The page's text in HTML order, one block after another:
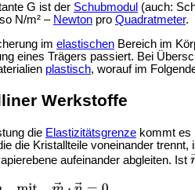
G ist der Schubmodul (auch:
N/m² – Newtonpro Quadratmeter.
im elastischenBereich im
eines Trägers passiert. Bei
plastisch, worauf im
Werkstoffe
die Elastizitätsgrenzekommt es
die Kristallteile voneinander trennt,
aufeinander abgleiten. Ist